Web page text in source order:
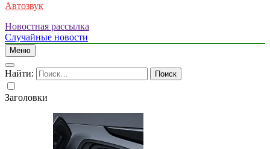
Автозвук
Новостная рассылка
Случайные новости
Меню
Найти:
Заголовки